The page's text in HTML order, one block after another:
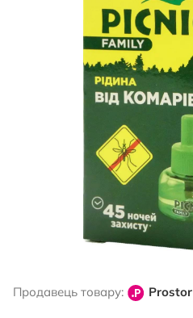
початку
Продавець товару: Prostor